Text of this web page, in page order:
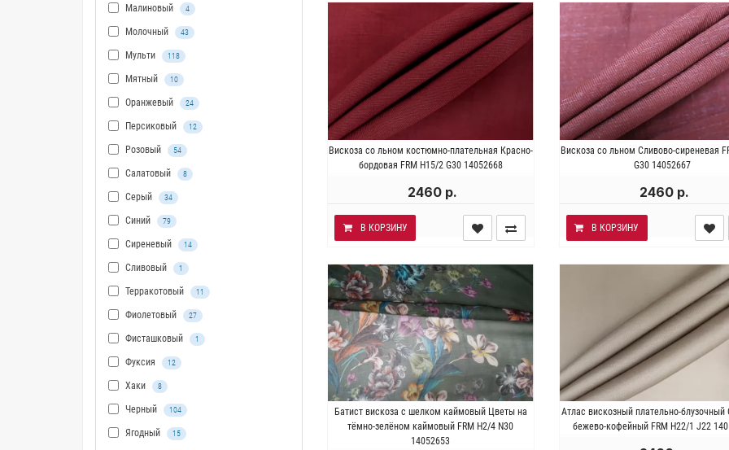
Малиновый 4
Молочный 43
Мульти 118
Мятный 10
Оранжевый 24
Персиковый 12
Розовый 54
Салатовый 8
Серый 34
Синий 79
Сиреневый 14
Сливовый 1
Терракотовый 11
Фиолетовый 27
Фисташковый 1
Фуксия 12
Хаки 8
Черный 104
Ягодный 15
Вискоза со льном костюмно-плательная Красно-
бордовая FRM H15/2 G30 14052668
Италия . Состав 70% вискоза 30%
лён. Плотность ~ 150 гр/м2. Ширина
2460 р.
В КОРЗИНУ
Вискоза со льном Сливово-сиреневая
G30 14052667
Италия . Состав 80% вискоза
8% нейлон. Плотность ~110
2460 р.
В КОРЗИНУ
Батист вискоза с шелком каймовый Цветы на
тёмно-зелёном каймовый FRM H2/4 N30
14052653
Италия . Состав 50% шелк 50%
вискоза. Плотность ~ 40 гр/м2.
Ширина 130 см.
Атлас вискозный плательно-блузочный
бежево-кофейный FRM H22/1 J22
Италия . Состав 100%
Плотность ~ 90 гр/м2. Ширина